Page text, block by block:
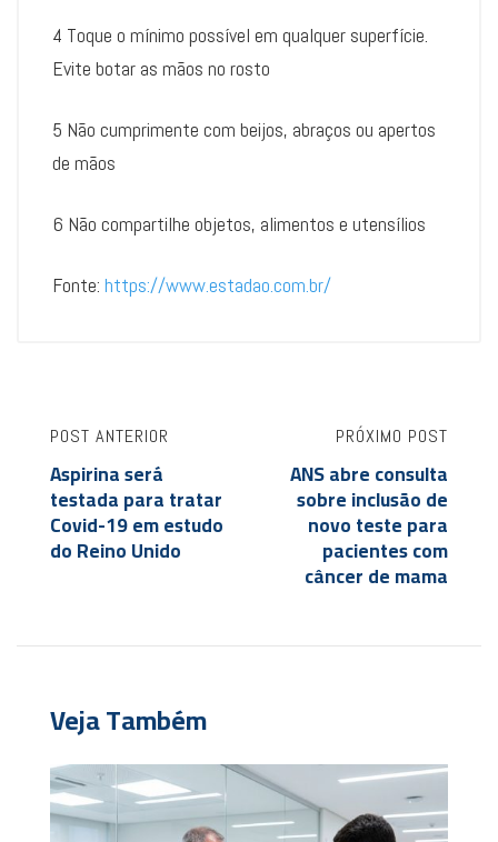
4 Toque o mínimo possível em qualquer superfície.
Evite botar as mãos no rosto
5 Não cumprimente com beijos, abraços ou apertos
de mãos
6 Não compartilhe objetos, alimentos e utensílios
Fonte: https://www.estadao.com.br/
POST ANTERIOR
Aspirina será
testada para tratar
Covid-19 em estudo
do Reino Unido
PRÓXIMO POST
ANS abre consulta
sobre inclusão de
novo teste para
pacientes com
câncer de mama
Veja Também